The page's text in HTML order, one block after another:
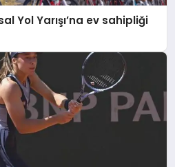
Yol Yarışı’na ev sahipliği